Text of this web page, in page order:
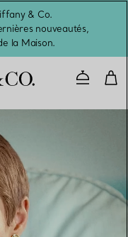
& Co.
nouveautés,
la Maison.